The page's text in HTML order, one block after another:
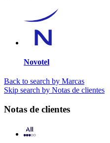
Novotel
Back to search by Marcas
Skip search by Notas de clientes
Notas de clientes